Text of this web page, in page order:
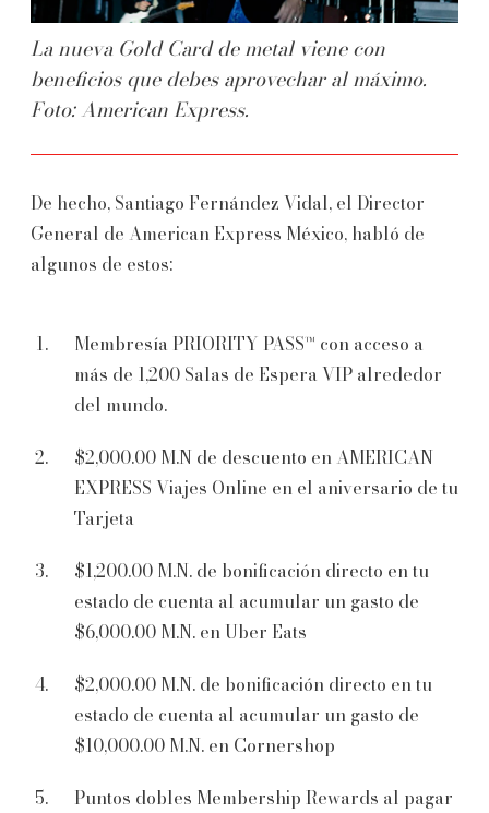
La nueva Gold Card de metal viene con
beneficios que debes aprovechar al máximo.
Foto: American Express.
De hecho, Santiago Fernández Vidal, el Director
General de American Express México, habló de
algunos de estos:
Membresía PRIORITY PASS™ con acceso a
más de 1,200 Salas de Espera VIP alrededor
del mundo.
$2,000.00 M.N de descuento en AMERICAN
EXPRESS Viajes Online en el aniversario de tu
Tarjeta
$1,200.00 M.N. de bonificación directo en tu
estado de cuenta al acumular un gasto de
$6,000.00 M.N. en Uber Eats
$2,000.00 M.N. de bonificación directo en tu
estado de cuenta al acumular un gasto de
$10,000.00 M.N. en Cornershop
Puntos dobles Membership Rewards al pagar